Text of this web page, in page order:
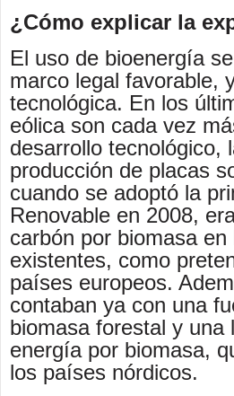
¿Cómo explicar la
El uso de bioenergía
marco legal favorable,
tecnológica. En los
eólica son cada vez
desarrollo tecnológico,
producción de placas
cuando se adoptó la
Renovable en 2008,
carbón por biomasa
existentes, como
países europeos.
contaban ya con una
biomasa forestal y
energía por biomasa,
los países nórdicos.